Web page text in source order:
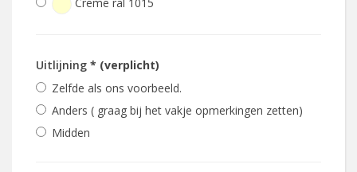
Uitlijning * (verplicht)
Zelfde als ons voorbeeld.
Anders ( graag bij het vakje opmerkingen zetten)
Midden